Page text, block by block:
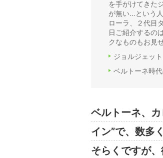
を手がけてきた
が無い…という
ローラ、２代目
日ご紹介するの
クなものもお見
ジョルジェッ
ベルトーネ時
ベルトーネ、
イン”で、数多
そらくですが